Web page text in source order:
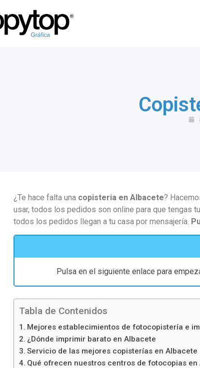
¿Te hace falta una copisteria en Albacete?
usar, todos los pedidos son online para que tengas
todos los pedidos llegan a tu casa por mensajería.
Pulsa en el siguiente enlace para
Tabla de Contenidos
Mejores establecimientos de fotocopistería e
¿Dónde imprimir barato en Albacete
Servicio de las mejores copisterías en Albacete
Qué ofrecen nuestros centros de fotocopias en